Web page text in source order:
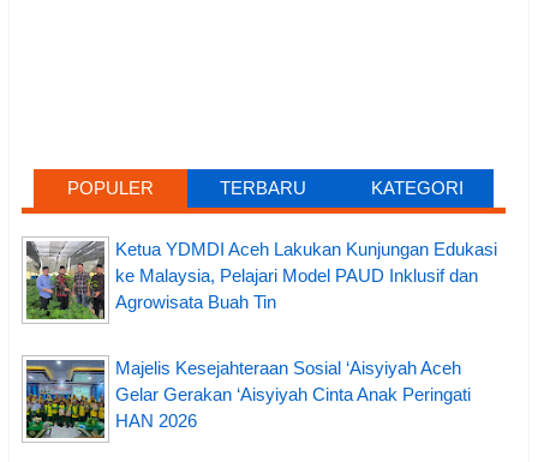
POPULER TERBARU KATEGORI
Ketua YDMDI Aceh Lakukan Kunjungan Edukasi
ke Malaysia, Pelajari Model PAUD Inklusif dan
Agrowisata Buah Tin
Majelis Kesejahteraan Sosial ‘Aisyiyah Aceh
Gelar Gerakan ‘Aisyiyah Cinta Anak Peringati
HAN 2026